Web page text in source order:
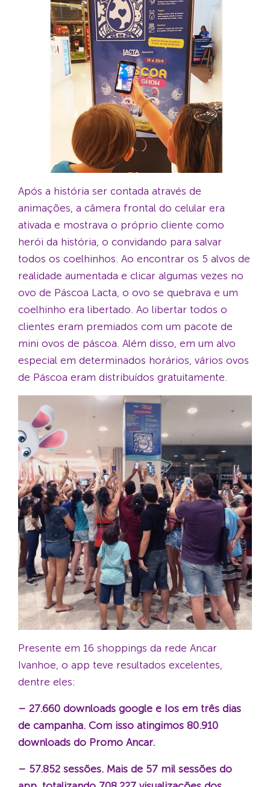
Após a história ser contada através de
animações, a câmera frontal do celular era
ativada e mostrava o próprio cliente como
herói da história, o convidando para salvar
todos os coelhinhos. Ao encontrar os 5 alvos de
realidade aumentada e clicar algumas vezes no
ovo de Páscoa Lacta, o ovo se quebrava e um
coelhinho era libertado. Ao libertar todos o
clientes eram premiados com um pacote de
mini ovos de páscoa. Além disso, em um alvo
especial em determinados horários, vários ovos
de Páscoa eram distribuídos gratuitamente.
Presente em 16 shoppings da rede Ancar
Ivanhoe, o app teve resultados excelentes,
dentre eles:
– 27.660 downloads google e Ios em três dias
de campanha. Com isso atingimos 80.910
downloads do Promo Ancar.
– 57.852 sessões. Mais de 57 mil sessões do